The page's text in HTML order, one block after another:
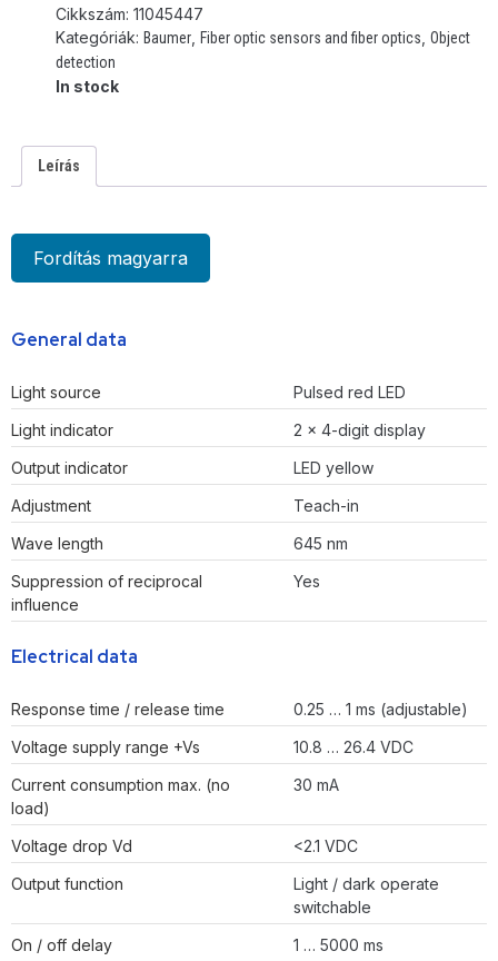
Cikkszám: 11045447
Kategóriák: Baumer Fiber optic sensors and fiber optics Object
detection
In stock
Leírás
Fordítás magyarra
General data
Light source
Pulsed red LED
Light indicator
2 x 4-digit display
Output indicator
LED yellow
Adjustment
Teach-in
Wave length
645 nm
Suppression of reciprocal
influence
Yes
Electrical data
Response time / release time
0.25 … 1 ms (adjustable)
Voltage supply range +Vs
10.8 … 26.4 VDC
Current consumption max. (no
load)
30 mA
Voltage drop Vd
<2.1 VDC
Output function
Light / dark operate
switchable
On / off delay
1 … 5000 ms